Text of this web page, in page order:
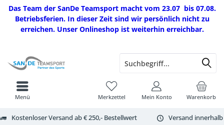
Das Team der SanDe Teamsport macht vom 23.07 bis 07.08.
Betriebsferien. In dieser Zeit sind wir persönlich nicht zu
erreichen. Unser Onlineshop ist weiterhin erreichbar.
Kostenloser Versand ab € 250,- Bestellwert Versand
Warenkorb
Merkzettel Mein Konto
Menü